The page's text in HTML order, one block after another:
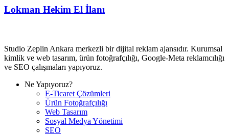
Lokman Hekim El İlanı
Studio Zeplin Ankara merkezli bir dijital reklam ajansıdır. Kurumsal
kimlik ve web tasarım, ürün fotoğrafçılığı, Google-Meta reklamcılığı
ve SEO çalışmaları yapıyoruz.
Ne Yapıyoruz?
E-Ticaret Çözümleri
Ürün Fotoğrafçılığı
Web Tasarım
Sosyal Medya Yönetimi
SEO